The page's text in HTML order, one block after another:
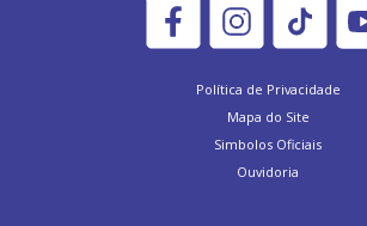
Política de Privacidade
Mapa do Site
Simbolos Oficiais
Ouvidoria